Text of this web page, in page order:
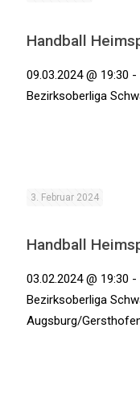
Handball
09.03.2024 @ 19:30
Bezirksoberliga
3. Februar 2024
Handball
03.02.2024 @ 19:30
Bezirksoberliga
Augsburg/